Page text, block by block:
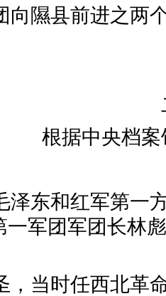
向隰县前进之两
根据中央档
泽东和红军第一
一军团军团长林
，当时任西北革